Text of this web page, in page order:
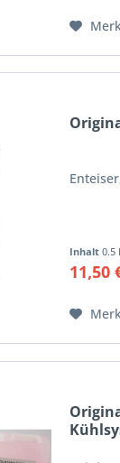
Inhalt
11,50